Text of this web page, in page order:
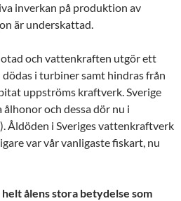
inverkan på produktion av
är underskattad.
och vattenkraften utgör ett
i turbiner samt hindras från
uppströms kraftverk. Sverige
och dessa dör nu i
Åldöden i Sveriges vattenkraftverk
var vår vanligaste fiskart, nu
ålens stora betydelse som